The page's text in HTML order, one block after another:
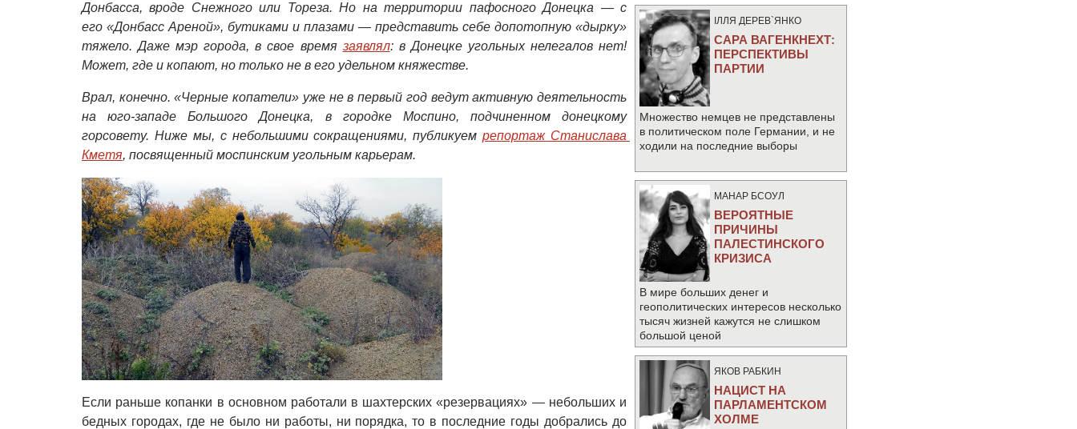
Донбасса, вроде Снежного или Тореза. Но на территории пафосного Донецка — с
его «Донбасс Ареной», бутиками и плазами — представить себе допотопную «дырку»
тяжело. Даже мэр города, в свое время заявлял: в Донецке угольных нелегалов нет!
Может, где и копают, но только не в его удельном княжестве.
Врал, конечно. «Черные копатели» уже не в первый год ведут активную деятельность
на юго-западе Большого Донецка, в городке Моспино, подчиненном донецкому
горсовету. Ниже мы, с небольшими сокращениями, публикуемрепортаж Станислава
Кметя, посвященный моспинским угольным карьерам.
Если раньше копанки в основном работали в шахтерских «резервациях» — небольших и
бедных городах, где не было ни работы, ни порядка, то в последние годы добрались до
IЛЛЯ ДЕРЕВ`ЯНКО
САРА ВАГЕНКНЕХТ:
ПЕРСПЕКТИВЫ
ПАРТИИ
Множество немцев не представлены
в политическом поле Германии, и не
ходили на последние выборы
МАНАР БСОУЛ
ВЕРОЯТНЫЕ
ПРИЧИНЫ
ПАЛЕСТИНСКОГО
КРИЗИСА
В мире больших денег и
геополитических интересов несколько
тысяч жизней кажутся не слишком
большой ценой
ЯКОВ РАБКИН
НАЦИСТ НА
ПАРЛАМЕНТСКОМ
ХОЛМЕ